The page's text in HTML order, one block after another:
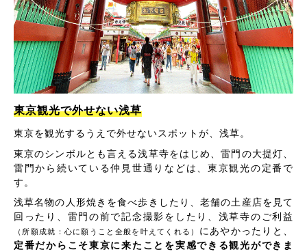
東京観光で外せない浅草
東京を観光するうえで外せないスポットが、浅草。
東京のシンボルとも言える浅草寺をはじめ、雷門の大提灯、
雷門から続いている仲見世通りなどは、東京観光の定番で
す。
浅草名物の人形焼きを食べ歩きしたり、老舗の土産店を見て
回ったり、雷門の前で記念撮影をしたり、浅草寺のご利益
（所願成就：心に願うこと全般を叶えてくれる）
にあやかったりと、
定番だからこそ東京に来たことを実感できる観光ができま